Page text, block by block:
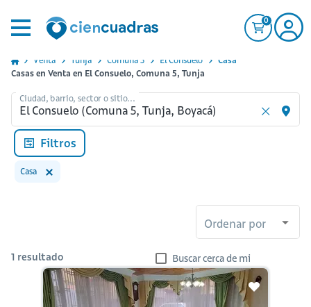
0
Venta Tunja Comuna 5 El Consuelo
Casa
Casas en Venta en El Consuelo, Comuna 5, Tunja
Ciudad, barrio, sector o sitio...
Filtros
Casa
Ordenar por
1 resultado Buscar cerca de mi